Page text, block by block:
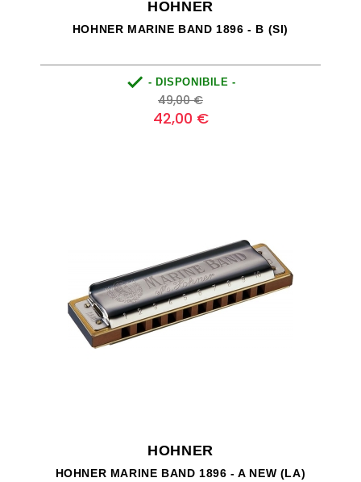
HOHNER
HOHNER MARINE BAND 1896 - B (SI)
 - DISPONIBILE -
Prezzo
base
49,00 €Prezzo
42,00 €
HOHNER
HOHNER MARINE BAND 1896 - A NEW (LA)